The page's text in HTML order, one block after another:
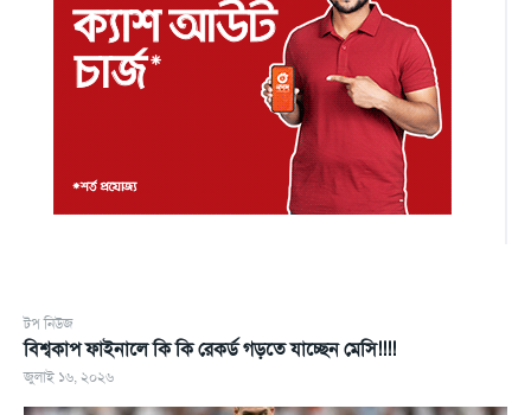
টপ নিউজ
বিশ্বকাপ ফাইনালে কি কি রেকর্ড গড়তে যাচ্ছেন মেসি!!!!
জুলাই ১৬, ২০২৬